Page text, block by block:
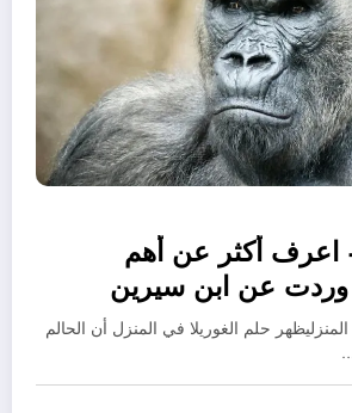
أكثر عن أهم
وردت عن ابن سيرين
في البيت –
حلم الغوريلا في المنزل أن الحالم